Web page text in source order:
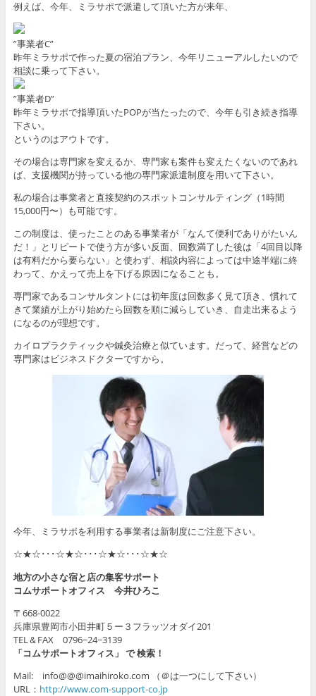
例えば、今年、ミラサポで派遣して頂いた方が来年、
”事業者C”
昨年ミラサポで作った夏の宿泊プラン、今年リニューアルしたいので
相談に乗って下さい。
”事業者D”
昨年ミラサポで指導頂いたPOPが当たったので、今年も引き続き指導
下さい。
というのはアウトです。
その場合は専門家を変えるか、専門家も案件も変えたくないのであれ
ば、支援機関が持っている他の専門家派遣制度を用いて下さい。
私の場合は事業者と直接契約のスポットコンサルティング（1時間
15,000円〜）も可能です。
この制度は、使ったことのある事業者が「なんて便利でありがたいん
だ！」とリピートで使う方が多い反面、回数満了した後は「4回目以降
は有料だから要らない」と使わず、相談内容によっては中途半端に終
わって、かえって売上を下げる原因になることも。
専門家であるコンサルタントには初年度は回数多く見て頂き、慣れて
きて業績が上がり始めたら回数を順に減らしていき、自走出来るよう
になるのが理想です。
カイロプラクティックや鍼灸治療と似ています。だって、経営などの
専門家はビジネスドクターですから。
今年、ミラサポを利用する事業者は新制度にご注意下さい。
☆★☆･･･☆★☆･･･☆★☆･･･☆★☆
地方の小さな宿と店の集客サポート
コムサポートオフィス 今井ひろこ
〒668-0022
兵庫県豊岡市小田井町５ー３フラッツオダイ201
TEL＆FAX 0796−24−3139
「コムサポートオフィス」 で 検索！
Mail: info@@@imaihiroko.com （＠は一つにして下さい）
URL： http://www.com-support-co.jp